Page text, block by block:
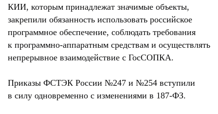
КИИ, которым принадлежат значимые объекты,
закрепили обязанность использовать российское
программное обеспечение, соблюдать требования
к программно-аппаратным средствам и осуществлять
непрерывное взаимодействие с ГосСОПКА.
Приказы ФСТЭК России №247 и №254 вступили
в силу одновременно с изменениями в 187-ФЗ.